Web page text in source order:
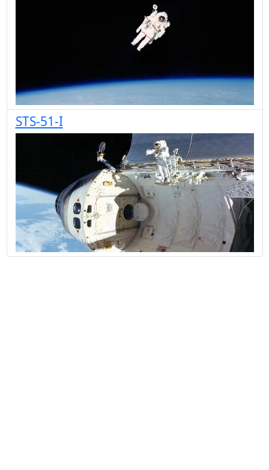
STS-51-I